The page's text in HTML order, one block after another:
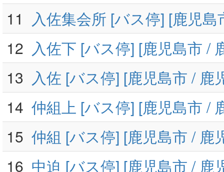
11
入佐集会所 [バス停] [鹿児島
12 入佐下 [バス停] [鹿児島市 /
13 入佐 [バス停] [鹿児島市 / 鹿
14 仲組上 [バス停] [鹿児島市 /
15 仲組 [バス停] [鹿児島市 / 鹿
16 中迫 [バス停] [鹿児島市 / 鹿